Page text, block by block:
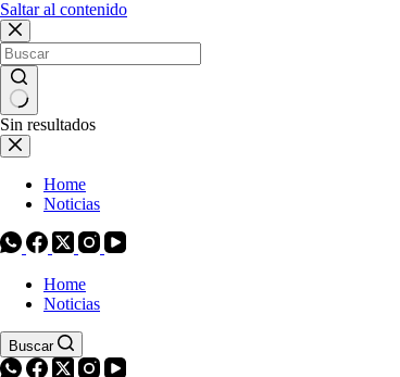
Saltar al contenido
Sin resultados
Home
Noticias
Home
Noticias
Buscar